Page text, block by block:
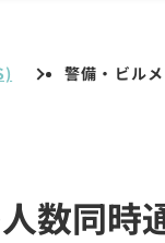
警備・ビル
数同時